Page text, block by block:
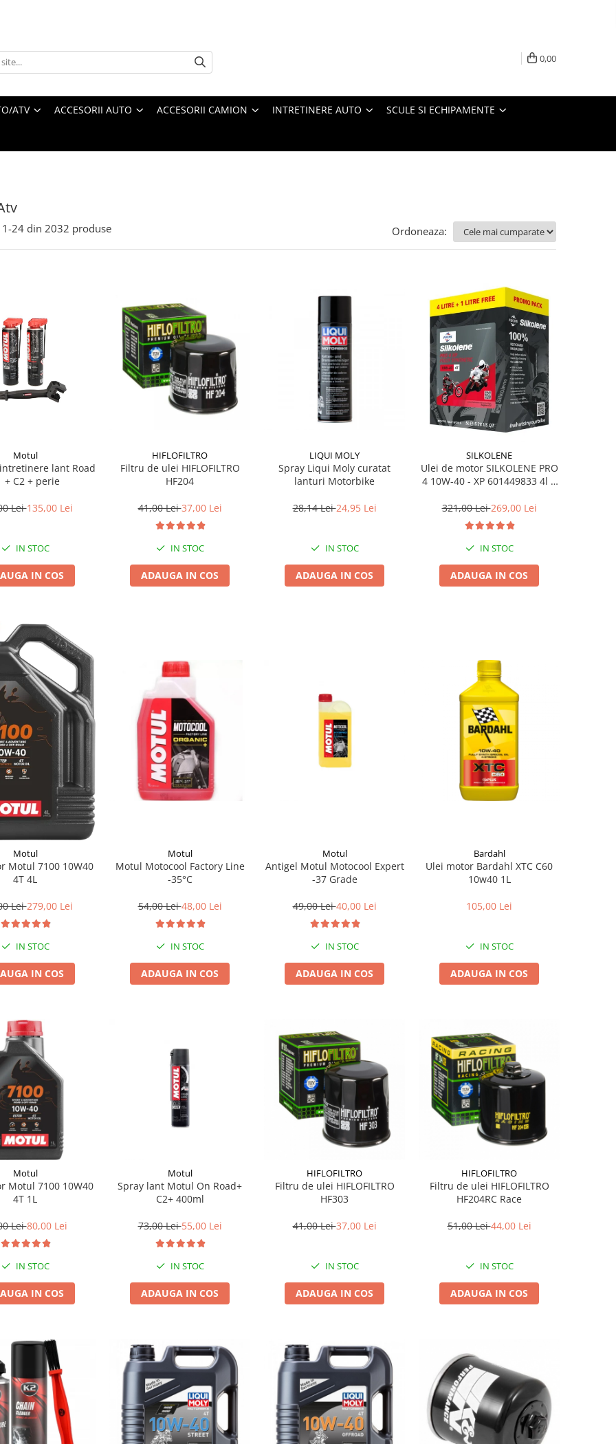
0,00
ATV ACCESORII AUTO ACCESORII CAMION INTRETINERE AUTO SCULE SI ECHIPAMENTE
1-24 din 2032 produse Ordoneaza:
Motul
lant Road
+ C2 + perie
Lei135,00 Lei
IN STOC
IN COS
HIFLOFILTRO
Filtru de ulei HIFLOFILTRO
HF204
41,00 Lei37,00 Lei
IN STOC
ADAUGA IN COS
LIQUI MOLY
Spray Liqui Moly curatat
lanturi Motorbike
28,14 Lei24,95 Lei
IN STOC
ADAUGA IN COS
SILKOLENE
Ulei de motor SILKOLENE PRO
4 10W-40 - XP 601449833 4l +
321,00 Lei269,00 Lei
IN STOC
ADAUGA IN COS
Motul
Motul 7100 10W40
4T 4L
Lei279,00 Lei
IN STOC
IN COS
Motul
Motul Motocool Factory Line
-35°C
54,00 Lei48,00 Lei
IN STOC
ADAUGA IN COS
Motul
Antigel Motul Motocool Expert
-37 Grade
49,00 Lei40,00 Lei
IN STOC
ADAUGA IN COS
Bardahl
Ulei motor Bardahl XTC C60
10w40 1L
105,00 Lei
IN STOC
ADAUGA IN COS
Motul
Motul 7100 10W40
4T 1L
Lei80,00 Lei
IN STOC
IN COS
Motul
Spray lant Motul On Road+
C2+ 400ml
73,00 Lei55,00 Lei
IN STOC
ADAUGA IN COS
HIFLOFILTRO
Filtru de ulei HIFLOFILTRO
HF303
41,00 Lei37,00 Lei
IN STOC
ADAUGA IN COS
HIFLOFILTRO
Filtru de ulei HIFLOFILTRO
HF204RC Race
51,00 Lei44,00 Lei
IN STOC
ADAUGA IN COS